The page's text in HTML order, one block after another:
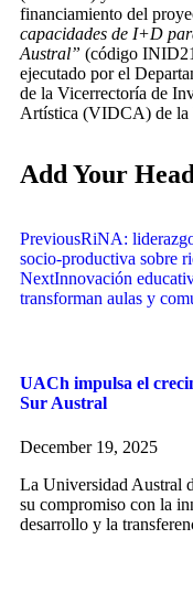
financiamiento del
capacidades de I+D
Austral” (código
ejecutado por el
de la Vicerrectoría de
Artística (VIDCA) de
Add Your
PreviousRiNA:
socio-productiva sobre
NextInnovación
transforman aulas y
UACh impulsa el
Sur Austral
December 19, 2025
La Universidad Austral
su compromiso con la
desarrollo y la